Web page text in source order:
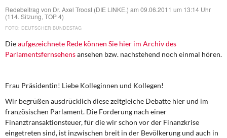
Rosa-Luxemburg-Stiftung
Über mich
Redebeitrag von Dr. Axel Troost (DIE LINKE.) am 09.06.2011 um 13:14 Uhr
(114. Sitzung, TOP 4)
DEUTSCHER BUNDESTAG
Dieaufgezeichnete Rede können Sie hier im Archiv des
Parlamentsfernsehensansehen bzw. nachstehend noch einmal hören.
Frau Präsidentin! Liebe Kolleginnen und Kollegen!
Wir begrüßen ausdrücklich diese zeitgleiche Debatte hier und im
französischen Parlament. Die Forderung nach einer
Finanztransaktionsteuer, für die wir schon vor der Finanzkrise
eingetreten sind, ist inzwischen breit in der Bevölkerung und auch in